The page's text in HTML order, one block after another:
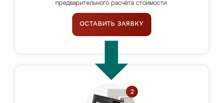
предварительного расчёта стоимости.
ОСТАВИТЬ ЗАЯВКУ